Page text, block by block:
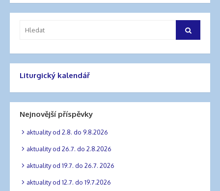
Hledat
Liturgický kalendář
Nejnovější příspěvky
aktuality od 2.8. do 9.8.2026
aktuality od 26.7. do 2.8.2026
aktuality od 19.7. do 26.7. 2026
aktuality od 12.7. do 19.7.2026